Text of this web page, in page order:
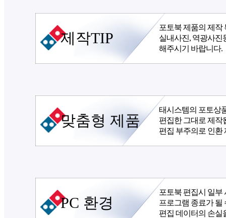
제작TIP
포토북 제품의 제작
실내사진, 역광사진
해주시기 바랍니다.
맞춤형 제품
태시스템의 포토상
편집한 그대로 제작
편집 부주의로 인환
PC 환경
포토북 편집시 일부
프로그램 종료가 될
편집 데이터의 손실